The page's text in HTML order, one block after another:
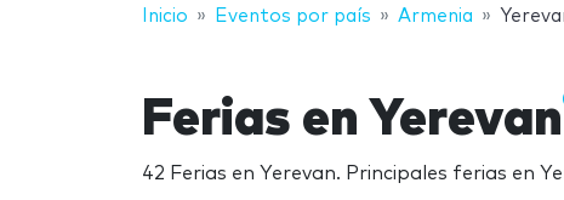
Inicio Eventos por país Armenia
Ferias en Yerevan
42 Ferias en Yerevan. Principales ferias en